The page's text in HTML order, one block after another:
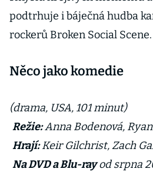
podtrhuje i báječná hudba
rockerů Broken Social Scene.
Něco jako komedie
(drama, USA, 101 minut)
Režie:Anna Bodenová,
Hrají:Keir Gilchrist, Zach
Na DVD a Blu-rayod srpna